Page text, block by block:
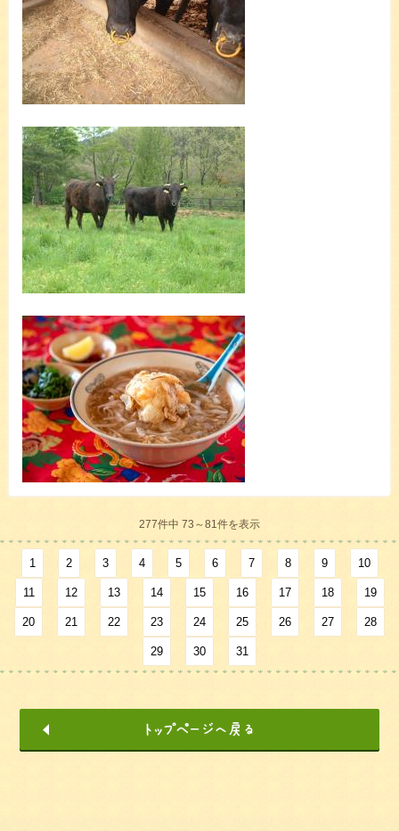
277件中 73～81件を表示
1 2 3 4 5 6 7 8 9 10
11 12 13 14 15 16 17 18 19
20 21 22 23 24 25 26 27 28
29 30 31